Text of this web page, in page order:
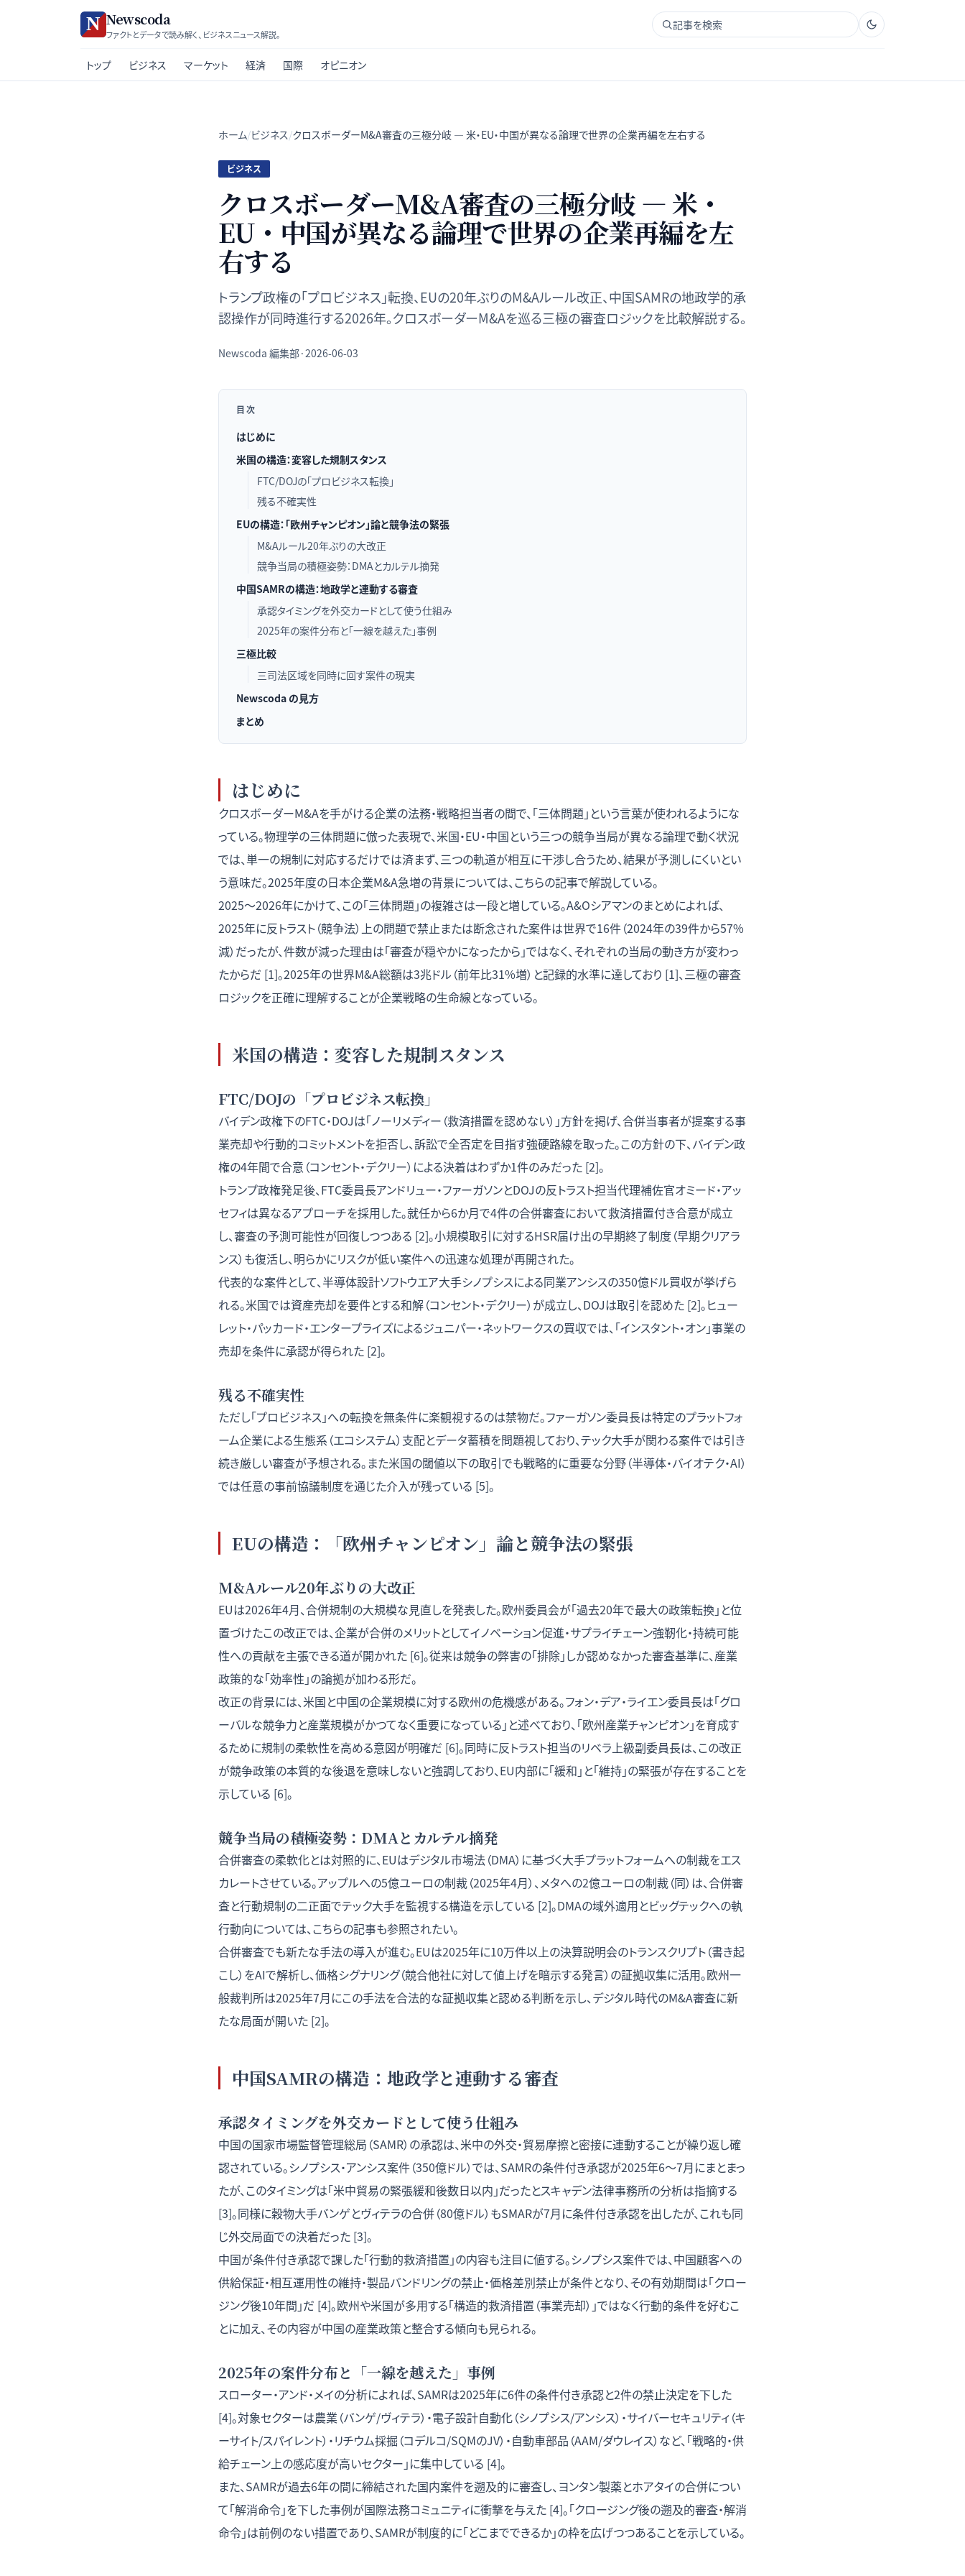
Newscoda
ファクトとデータで読み解く、ビジネスニュース解説。
記事を検索
トップ ビジネス マーケット 経済 国際 オピニオン
ホーム/ビジネス/クロスボーダーM&A審査の三極分岐 — 米・EU・中国が異なる論理で世界の企業再編を左右する
ビジネス
クロスボーダーM&A審査の三極分岐 — 米・
EU・中国が異なる論理で世界の企業再編を左
右する
トランプ政権の「プロビジネス」転換、EUの20年ぶりのM&Aルール改正、中国SAMRの地政学的承
認操作が同時進行する2026年。クロスボーダーM&Aを巡る三極の審査ロジックを比較解説する。
Newscoda 編集部·2026-06-03
目次
はじめに
米国の構造：変容した規制スタンス
FTC/DOJの「プロビジネス転換」
残る不確実性
EUの構造：「欧州チャンピオン」論と競争法の緊張
M&Aルール20年ぶりの大改正
競争当局の積極姿勢：DMAとカルテル摘発
中国SAMRの構造：地政学と連動する審査
承認タイミングを外交カードとして使う仕組み
2025年の案件分布と「一線を越えた」事例
三極比較
三司法区域を同時に回す案件の現実
Newscoda の見方
まとめ
はじめに
クロスボーダーM&Aを手がける企業の法務・戦略担当者の間で、「三体問題」という言葉が使われるようにな
っている。物理学の三体問題に倣った表現で、米国・EU・中国という三つの競争当局が異なる論理で動く状況
では、単一の規制に対応するだけでは済まず、三つの軌道が相互に干渉し合うため、結果が予測しにくいとい
う意味だ。2025年度の日本企業M&A急増の背景については、こちらの記事で解説している。
2025〜2026年にかけて、この「三体問題」の複雑さは一段と増している。A&Oシアマンのまとめによれば、
2025年に反トラスト（競争法）上の問題で禁止または断念された案件は世界で16件（2024年の39件から57%
減）だったが、件数が減った理由は「審査が穏やかになったから」ではなく、それぞれの当局の動き方が変わっ
たからだ [1]。2025年の世界M&A総額は3兆ドル（前年比31%増）と記録的水準に達しており [1]、三極の審査
ロジックを正確に理解することが企業戦略の生命線となっている。
米国の構造：変容した規制スタンス
FTC/DOJの「プロビジネス転換」
バイデン政権下のFTC・DOJは「ノーリメディー（救済措置を認めない）」方針を掲げ、合併当事者が提案する事
業売却や行動的コミットメントを拒否し、訴訟で全否定を目指す強硬路線を取った。この方針の下、バイデン政
権の4年間で合意（コンセント・デクリー）による決着はわずか1件のみだった [2]。
トランプ政権発足後、FTC委員長アンドリュー・ファーガソンとDOJの反トラスト担当代理補佐官オミード・アッ
セフィは異なるアプローチを採用した。就任から6か月で4件の合併審査において救済措置付き合意が成立
し、審査の予測可能性が回復しつつある [2]。小規模取引に対するHSR届け出の早期終了制度（早期クリアラ
ンス）も復活し、明らかにリスクが低い案件への迅速な処理が再開された。
代表的な案件として、半導体設計ソフトウエア大手シノプシスによる同業アンシスの350億ドル買収が挙げら
れる。米国では資産売却を要件とする和解（コンセント・デクリー）が成立し、DOJは取引を認めた [2]。ヒュー
レット・パッカード・エンタープライズによるジュニパー・ネットワークスの買収では、「インスタント・オン」事業の
売却を条件に承認が得られた [2]。
残る不確実性
ただし「プロビジネス」への転換を無条件に楽観視するのは禁物だ。ファーガソン委員長は特定のプラットフォ
ーム企業による生態系（エコシステム）支配とデータ蓄積を問題視しており、テック大手が関わる案件では引き
続き厳しい審査が予想される。また米国の閾値以下の取引でも戦略的に重要な分野（半導体・バイオテク・AI）
では任意の事前協議制度を通じた介入が残っている [5]。
EUの構造：「欧州チャンピオン」論と競争法の緊張
M&Aルール20年ぶりの大改正
EUは2026年4月、合併規制の大規模な見直しを発表した。欧州委員会が「過去20年で最大の政策転換」と位
置づけたこの改正では、企業が合併のメリットとしてイノベーション促進・サプライチェーン強靭化・持続可能
性への貢献を主張できる道が開かれた [6]。従来は競争の弊害の「排除」しか認めなかった審査基準に、産業
政策的な「効率性」の論拠が加わる形だ。
改正の背景には、米国と中国の企業規模に対する欧州の危機感がある。フォン・デア・ライエン委員長は「グロ
ーバルな競争力と産業規模がかつてなく重要になっている」と述べており、「欧州産業チャンピオン」を育成す
るために規制の柔軟性を高める意図が明確だ [6]。同時に反トラスト担当のリベラ上級副委員長は、この改正
が競争政策の本質的な後退を意味しないと強調しており、EU内部に「緩和」と「維持」の緊張が存在することを
示している [6]。
競争当局の積極姿勢：DMAとカルテル摘発
合併審査の柔軟化とは対照的に、EUはデジタル市場法（DMA）に基づく大手プラットフォームへの制裁をエス
カレートさせている。アップルへの5億ユーロの制裁（2025年4月）、メタへの2億ユーロの制裁（同）は、合併審
査と行動規制の二正面でテック大手を監視する構造を示している [2]。DMAの域外適用とビッグテックへの執
行動向については、こちらの記事も参照されたい。
合併審査でも新たな手法の導入が進む。EUは2025年に10万件以上の決算説明会のトランスクリプト（書き起
こし）をAIで解析し、価格シグナリング（競合他社に対して値上げを暗示する発言）の証拠収集に活用。欧州一
般裁判所は2025年7月にこの手法を合法的な証拠収集と認める判断を示し、デジタル時代のM&A審査に新
たな局面が開いた [2]。
中国SAMRの構造：地政学と連動する審査
承認タイミングを外交カードとして使う仕組み
中国の国家市場監督管理総局（SAMR）の承認は、米中の外交・貿易摩擦と密接に連動することが繰り返し確
認されている。シノプシス・アンシス案件（350億ドル）では、SAMRの条件付き承認が2025年6〜7月にまとまっ
たが、このタイミングは「米中貿易の緊張緩和後数日以内」だったとスキャデン法律事務所の分析は指摘する
[3]。同様に穀物大手バンゲとヴィテラの合併（80億ドル）もSMARが7月に条件付き承認を出したが、これも同
じ外交局面での決着だった [3]。
中国が条件付き承認で課した「行動的救済措置」の内容も注目に値する。シノプシス案件では、中国顧客への
供給保証・相互運用性の維持・製品バンドリングの禁止・価格差別禁止が条件となり、その有効期間は「クロー
ジング後10年間」だ [4]。欧州や米国が多用する「構造的救済措置（事業売却）」ではなく行動的条件を好むこ
とに加え、その内容が中国の産業政策と整合する傾向も見られる。
2025年の案件分布と「一線を越えた」事例
スローター・アンド・メイの分析によれば、SAMRは2025年に6件の条件付き承認と2件の禁止決定を下した
[4]。対象セクターは農業（バンゲ/ヴィテラ）・電子設計自動化（シノプシス/アンシス）・サイバーセキュリティ（キ
ーサイト/スパイレント）・リチウム採掘（コデルコ/SQMのJV）・自動車部品（AAM/ダウレイス）など、「戦略的・供
給チェーン上の感応度が高いセクター」に集中している [4]。
また、SAMRが過去6年の間に締結された国内案件を遡及的に審査し、ヨンタン製薬とホアタイの合併につい
て「解消命令」を下した事例が国際法務コミュニティに衝撃を与えた [4]。「クロージング後の遡及的審査・解消
命令」は前例のない措置であり、SAMRが制度的に「どこまでできるか」の枠を広げつつあることを示している。